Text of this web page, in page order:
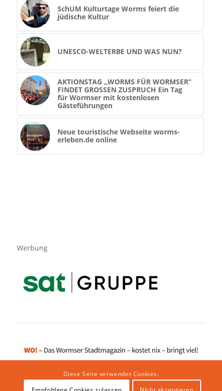
SchUM Kulturtage Worms feiert die
jüdische Kultur
UNESCO-WELTERBE UND WAS NUN?
AKTIONSTAG „WORMS FÜR WORMSER“
FINDET GROSSEN ZUSPRUCH Ein Tag
für Wormser mit kostenlosen
Gästeführungen
Neue touristische Webseite worms-
erleben.de online
Werbung
Diese Seite verwendet Cookies.